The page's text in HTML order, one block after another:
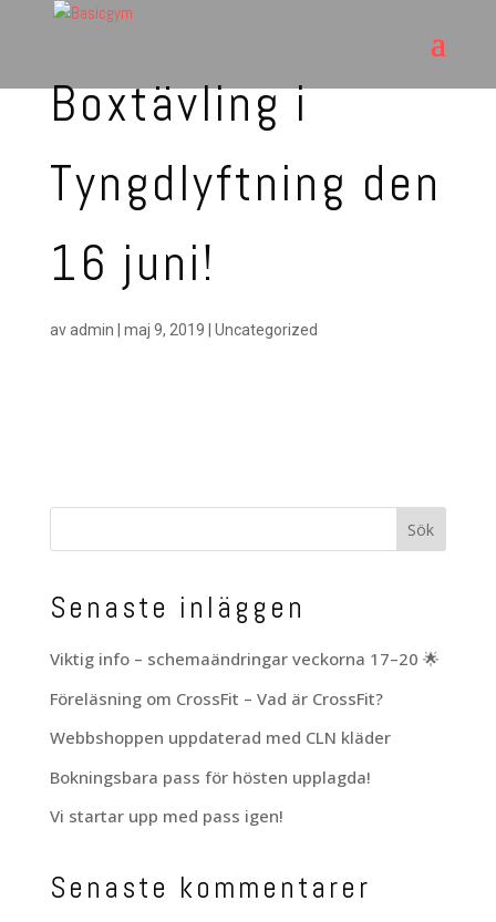
Boxtävling i
Tyngdlyftning den
16 juni!
avadmin maj 9, 2019 Uncategorized
Senaste inläggen
Viktig info – schemaändringar veckorna 17–20 🌟
Föreläsning om CrossFit – Vad är CrossFit?
Webbshoppen uppdaterad med CLN kläder
Bokningsbara pass för hösten upplagda!
Vi startar upp med pass igen!
Senaste kommentarer